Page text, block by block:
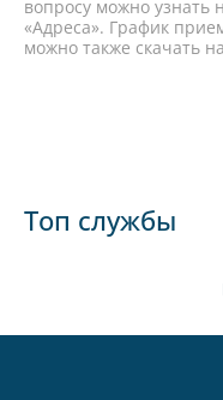
Топ службы
вопросу можно узнать
«Адреса». График
можно также скачать